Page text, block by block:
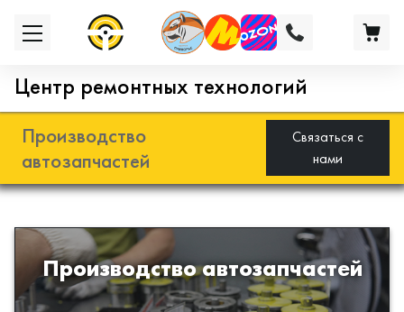
Центр ремонтных технологий
Производство
автозапчастей
Связаться с
нами
Производство автозапчастей
Разработка и производство деталей
из эластомеров для подвески
автомобиля